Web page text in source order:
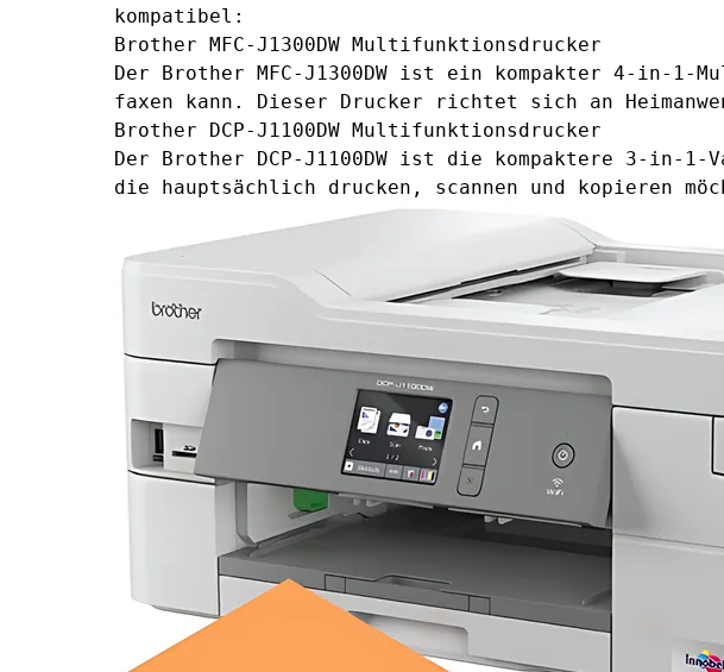
kompatibel:
Brother MFC-J1300DW Multifunktionsdrucker
Der Brother MFC-J1300DW ist ein kompakter 4-in-
faxen kann. Dieser Drucker richtet sich an
Brother DCP-J1100DW Multifunktionsdrucker
Der Brother DCP-J1100DW ist die kompaktere 3-in-
die hauptsächlich drucken, scannen und kopieren